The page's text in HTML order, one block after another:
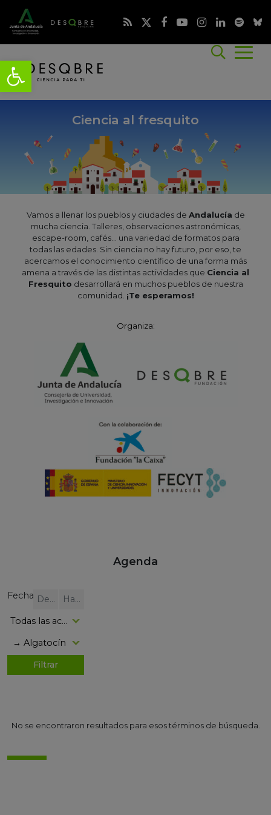
Ciencia al fresquito
Vamos a llenar los pueblos y ciudades de Andalucía de
mucha ciencia. Talleres, observaciones astronómicas,
escape-room, cafés... una variedad de formatos para
todas las edades. Sin ciencia no hay futuro, por eso, te
acercamos el conocimiento científico de una forma más
amena a través de las distintas actividades que Ciencia al
Fresquito desarrollará en muchos pueblos de nuestra
comunidad. ¡Te esperamos!
Organiza:
Agenda
Fecha
No se encontraron resultados para esos términos de búsqueda.